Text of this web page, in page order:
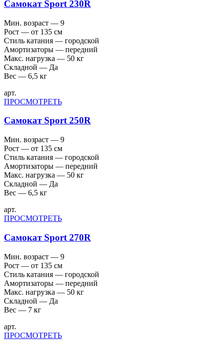
Самокат Sport 230R
Мин. возраст — 9
Рост — от 135 см
Стиль катания — городской
Амортизаторы — передний
Макс. нагрузка — 50 кг
Складной — Да
Вес — 6,5 кг
арт.
ПРОСМОТРЕТЬ
Самокат Sport 250R
Мин. возраст — 9
Рост — от 135 см
Стиль катания — городской
Амортизаторы — передний
Макс. нагрузка — 50 кг
Складной — Да
Вес — 6,5 кг
арт.
ПРОСМОТРЕТЬ
Самокат Sport 270R
Мин. возраст — 9
Рост — от 135 см
Стиль катания — городской
Амортизаторы — передний
Макс. нагрузка — 50 кг
Складной — Да
Вес — 7 кг
арт.
ПРОСМОТРЕТЬ